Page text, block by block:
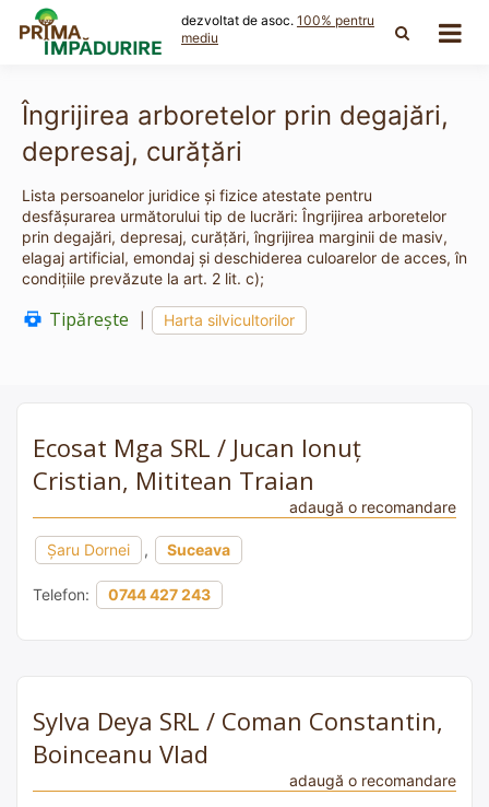
content
dezvoltat de asoc. 100% pentru
mediu
Îngrijirea arboretelor prin degajări,
depresaj, curăţări
Lista persoanelor juridice și fizice atestate pentru
desfășurarea următorului tip de lucrări: Îngrijirea arboretelor
prin degajări, depresaj, curăţări, îngrijirea marginii de masiv,
elagaj artificial, emondaj şi deschiderea culoarelor de acces, în
condiţiile prevăzute la art. 2 lit. c);
Tipărește Harta silvicultorilor
Ecosat Mga SRL / Jucan Ionuț
Cristian, Mititean Traian
adaugă o recomandare
Şaru Dornei , Suceava
Telefon: 0744 427 243
Sylva Deya SRL / Coman Constantin,
Boinceanu Vlad
adaugă o recomandare